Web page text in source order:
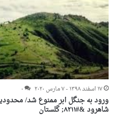
۱۷ اسفند ۱۳۹۸ - ۷ مارس ۲۰۲۰
۰
ورود به جنگل ابر ممنوع شد/
شاهرود &#۸۲۱۱; گلستان